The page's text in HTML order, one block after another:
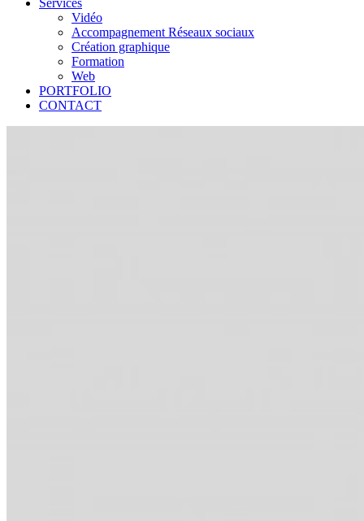
Services
Vidéo
Accompagnement Réseaux sociaux
Création graphique
Formation
Web
PORTFOLIO
CONTACT